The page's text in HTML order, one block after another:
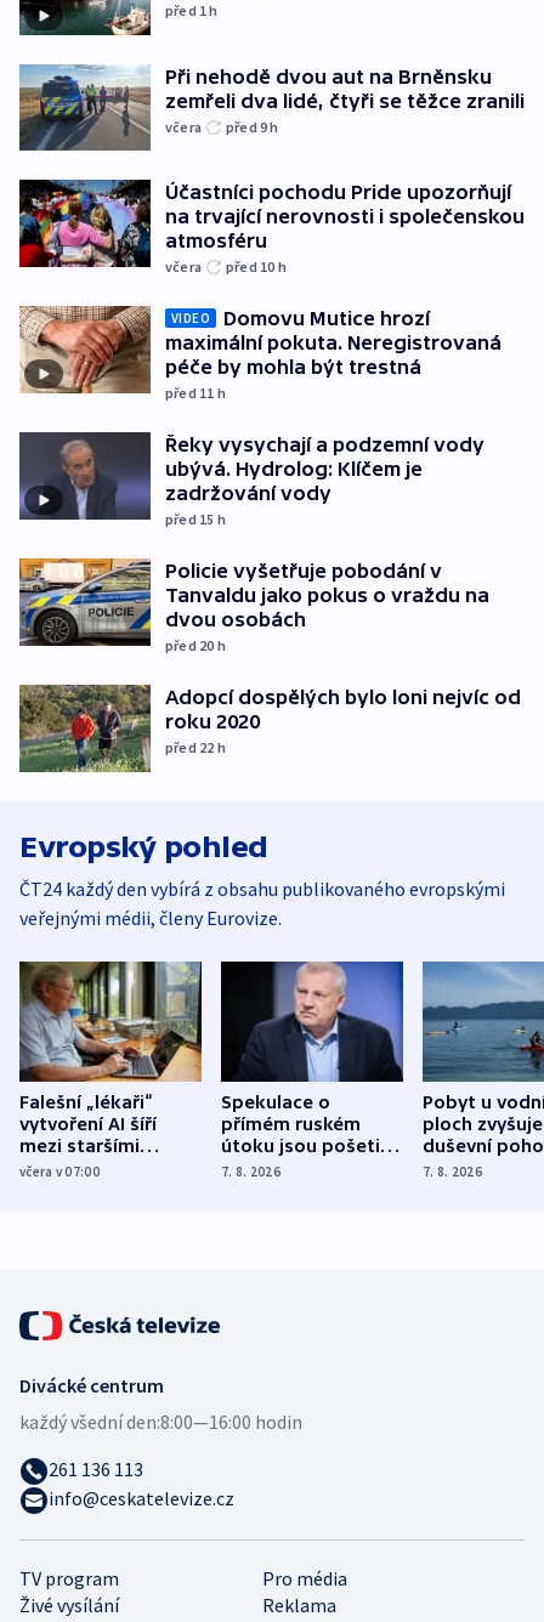
před 1h
Při nehodě dvou aut na Brněnsku
zemřeli dva lidé, čtyři se těžce zranili
včera před 9h
Účastníci pochodu Pride upozorňují
na trvající nerovnosti i společenskou
atmosféru
včera před 10 h
VIDEO
Domovu Mutice hrozí
maximální pokuta. Neregistrovaná
péče by mohla být trestná
před 11 h
Řeky vysychají a podzemní vody
ubývá. Hydrolog: Klíčem je
zadržování vody
před 15 h
Policie vyšetřuje pobodání v
Tanvaldu jako pokus o vraždu na
dvou osobách
před 20 h
Adopcí dospělých bylo loni nejvíc od
roku 2020
před 22 h
Evropský pohled
ČT24 každý den vybírá z obsahu publikovaného evropskými
veřejnými médii, členy Eurovize.
Falešní „lékaři“
vytvoření AI šíří
mezi staršími
Poláky nebezpečné
včera v 07:00
Spekulace o
přímém ruském
útoku jsou pošetilé,
míní estonský
7. 8. 2026
Pobyt u
ploch zvyšuje
duševní
ukázala
7. 8. 2026
TV program
Pro média
Živé vysílání
Reklama
Divácké centrum
každý všední den:8:00—16:00 hodin
261 136 113
info@ceskatelevize.cz